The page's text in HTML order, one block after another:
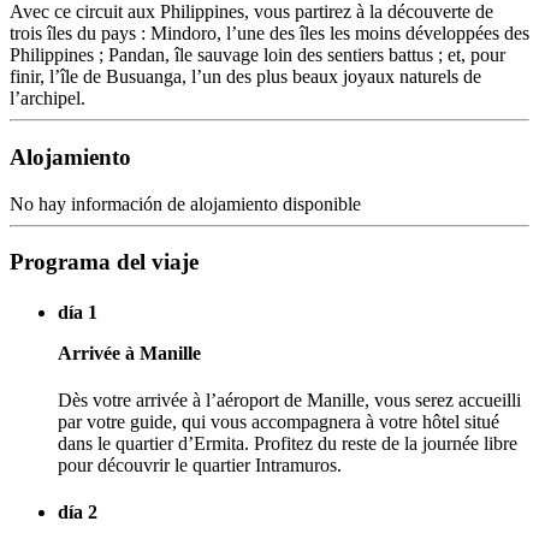
Avec ce circuit aux Philippines, vous partirez à la découverte de
trois îles du pays : Mindoro, l’une des îles les moins développées des
Philippines ; Pandan, île sauvage loin des sentiers battus ; et, pour
finir, l’île de Busuanga, l’un des plus beaux joyaux naturels de
l’archipel.
Alojamiento
No hay información de alojamiento disponible
Programa del viaje
día 1
Arrivée à Manille
Dès votre arrivée à l’aéroport de Manille, vous serez accueilli
par votre guide, qui vous accompagnera à votre hôtel situé
dans le quartier d’Ermita. Profitez du reste de la journée libre
pour découvrir le quartier Intramuros.
día 2